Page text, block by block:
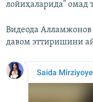
лойиҳаларида" омад
Видеода Алламжонов
давом эттиришини